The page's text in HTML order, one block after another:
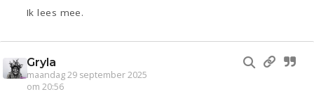
Ik lees mee.
Gryla
maandag 29 september 2025
om 20:56